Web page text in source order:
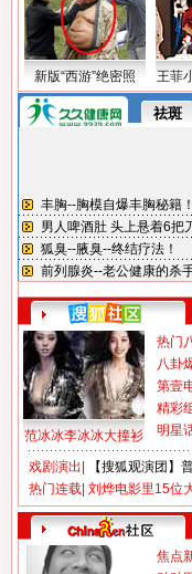
新版“西游”绝密照 王菲
范冰冰李冰冰大撞衫
热门
八卦
第壹
精彩
明星
戏剧演出
【搜狐观演团】
热门连载 刘烨电影里15位
焦点